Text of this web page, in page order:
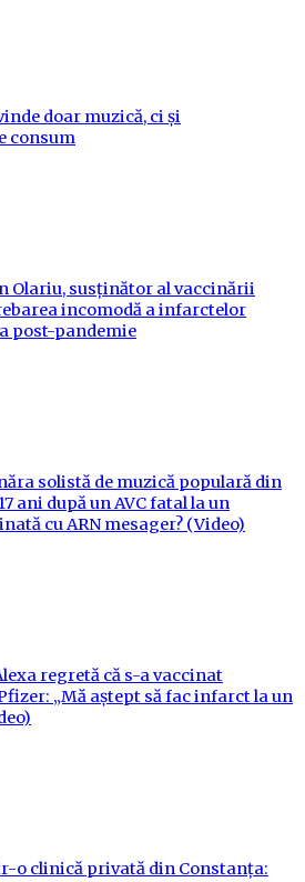
doar muzică, ci și
consum
Olariu, susținător al vaccinării
incomodă a infarctelor
post-pandemie
solistă de muzică populară din
ani după un AVC fatal la un
cu ARN mesager? (Video)
regretă că s-a vaccinat
„Mă aștept să fac infarct la un
o clinică privată din Constanța: